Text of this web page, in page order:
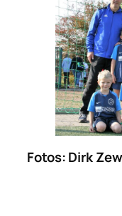
Fotos: Dirk